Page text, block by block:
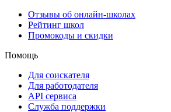
Отзывы об онлайн-школах
Рейтинг школ
Промокоды и скидки
Помощь
Для соискателя
Для работодателя
API сервиса
Служба поддержки